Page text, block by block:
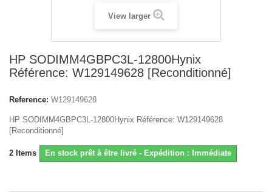
View larger
HP SODIMM4GBPC3L-12800Hynix
Référence: W129149628 [Reconditionné]
Reference: W129149628
HP SODIMM4GBPC3L-12800Hynix Référence: W129149628
[Reconditionné]
2 Items En stock prêt à être livré - Expédition : Immédiate